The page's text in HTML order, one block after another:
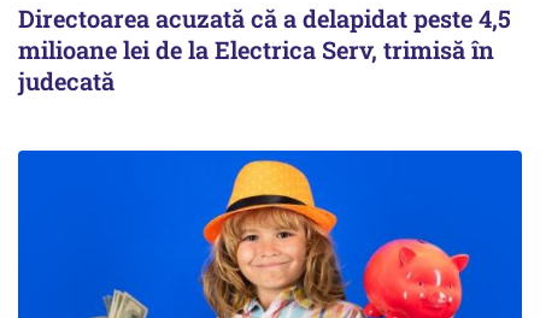
Directoarea acuzată că a delapidat peste 4,5
milioane lei de la Electrica Serv, trimisă în
judecată